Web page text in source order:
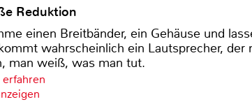
Reduktion
einen Breitbänder, ein Gehäuse und
wahrscheinlich ein Lautsprecher,
man weiß, was man tut.